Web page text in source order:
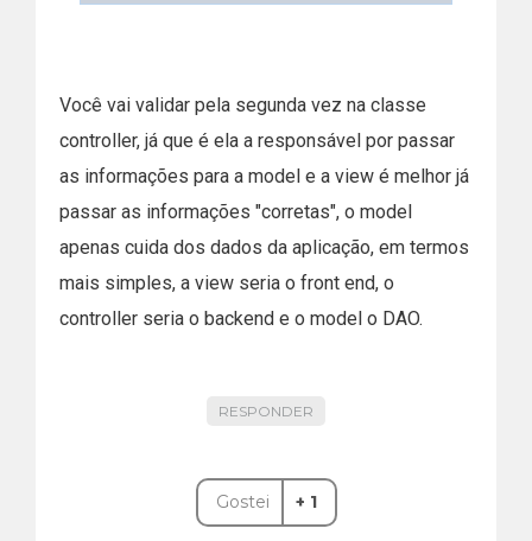
injection e passar por
terá que passar pela
outra para ser capaz de
causar algum dano.
Uma validação de duas camadas
não é? mas a segunda camada, que
é feito no php, ela fica na classe
que é controller ou ela fica na
model? essa é minha maior dúvida,
que ainda fico perdido em algumas
Você vai validar pela segunda vez na classe
controller, já que é ela a responsável por passar
as informações para a model e a view é melhor já
passar as informações "corretas", o model
apenas cuida dos dados da aplicação, em termos
mais simples, a view seria o front end, o
controller seria o backend e o model o DAO.
RESPONDER
Gostei + 1